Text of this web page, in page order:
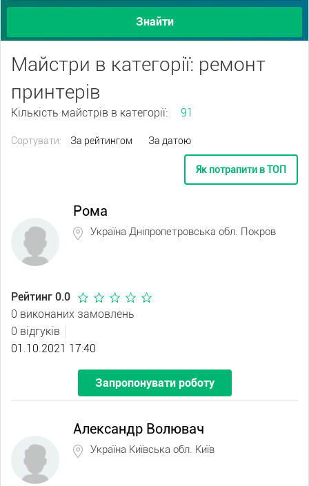
Знайти
Майстри в категорії: ремонт
принтерів
Кількість майстрів в категорії: 91
Сортувати: За рейтингом За датою
Як потрапити в ТОП
Рома
Україна Дніпропетровська обл. Покров
Рейтинг 0.0
0 виконаних замовлень
0 відгуків
01.10.2021 17:40
Запропонувати роботу
Александр Волювач
Україна Київська обл. Київ